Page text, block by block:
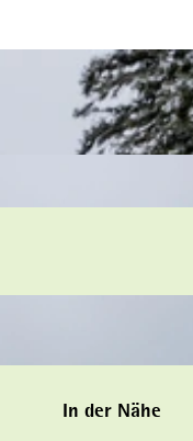
In der Nähe